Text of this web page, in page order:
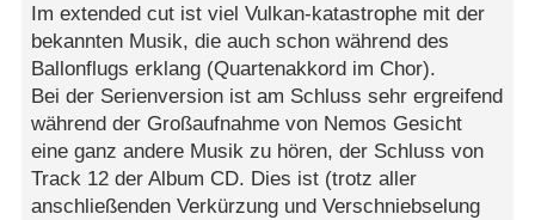
Im extended cut ist viel Vulkan-katastrophe mit der
bekannten Musik, die auch schon während des
Ballonflugs erklang (Quartenakkord im Chor).
Bei der Serienversion ist am Schluss sehr ergreifend
während der Großaufnahme von Nemos Gesicht
eine ganz andere Musik zu hören, der Schluss von
Track 12 der Album CD. Dies ist (trotz aller
anschließenden Verkürzung und Verschniebselung